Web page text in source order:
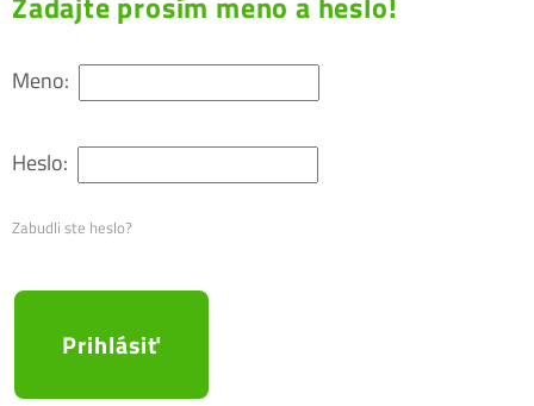
Meno:
Heslo:
Zabudli ste heslo?